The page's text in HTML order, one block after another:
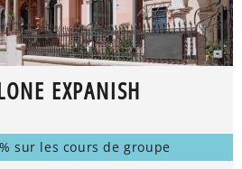
EXPANISH
sur les cours de groupe